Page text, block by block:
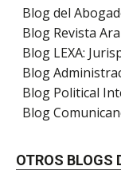
Blog del
Blog Revista
Blog LEXA:
Blog
Blog Political
Blog
OTROS BLOGS